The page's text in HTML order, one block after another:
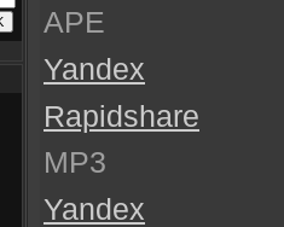
APE
Yandex
Rapidshare
MP3
Yandex